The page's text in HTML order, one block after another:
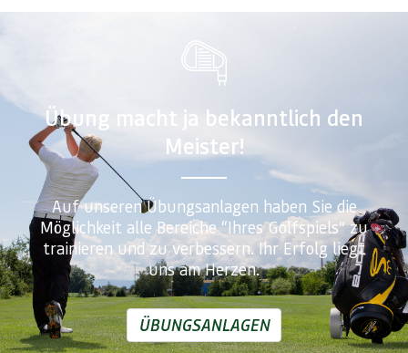
Übung macht ja bekanntlich den
Meister!
Auf unseren Übungsanlagen haben Sie die
Möglichkeit alle Bereiche “Ihres Golfspiels” zu
trainieren und zu verbessern. Ihr Erfolg liegt
uns am Herzen.
ÜBUNGSANLAGEN